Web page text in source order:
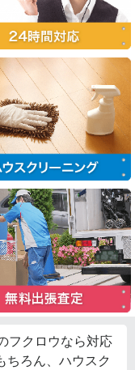
フクロウなら対応
ちろん、ハウスク